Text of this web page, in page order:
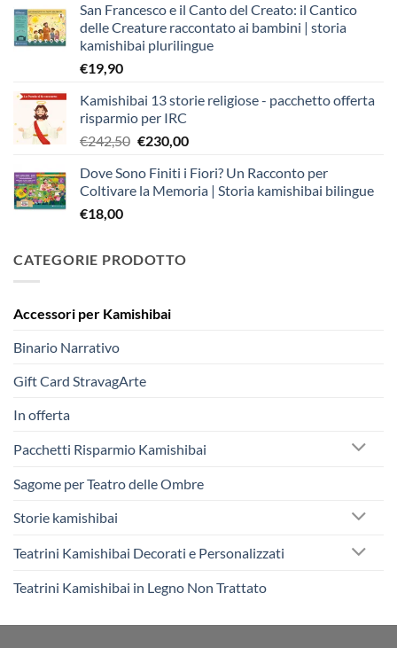
San Francesco e il Canto del Creato: il Cantico
delle Creature raccontato ai bambini | storia
kamishibai plurilingue
€19,90
Kamishibai 13 storie religiose - pacchetto offerta
risparmio per IRC
€242,50 Il
originale
era:
€230,00Il
attuale
è:
Dove Sono Finiti i Fiori? Un Racconto per
Coltivare la Memoria | Storia kamishibai bilingue
€18,00
CATEGORIE PRODOTTO
Accessori per Kamishibai
Binario Narrativo
Gift Card StravagArte
In offerta
Pacchetti Risparmio Kamishibai
Sagome per Teatro delle Ombre
Storie kamishibai
Teatrini Kamishibai Decorati e Personalizzati
Teatrini Kamishibai in Legno Non Trattato